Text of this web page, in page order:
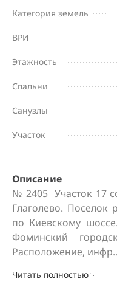
Категория земель
ВРИ
Этажность
Спальни
Санузлы
Участок
Описание
№ 2405  Участок 17
Глаголево.
по Киевскому
Фоминский
Расположение,
Читать полностью